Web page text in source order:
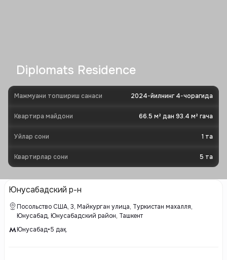
Diplomats Residence
Мажмуани топшириш санаси 2024-йилнинг 4-чорагида
Квартира майдони 66.5 м² дан 93.4 м² гача
Уйлар сони 1 та
Квартирлар сони 5 та
Юнусабадский р-н
Посольство США, 3, Майкурган улица, Туркистан махалля,
Юнусабад, Юнусабадский район, Ташкент
Юнусабад•5 дақ.